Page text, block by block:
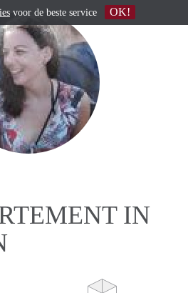
IN
voor de beste service OK!